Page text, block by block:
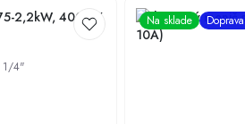
2,2kW, 400V /
1/4"
Na sklade
Frekvenčný
10A)